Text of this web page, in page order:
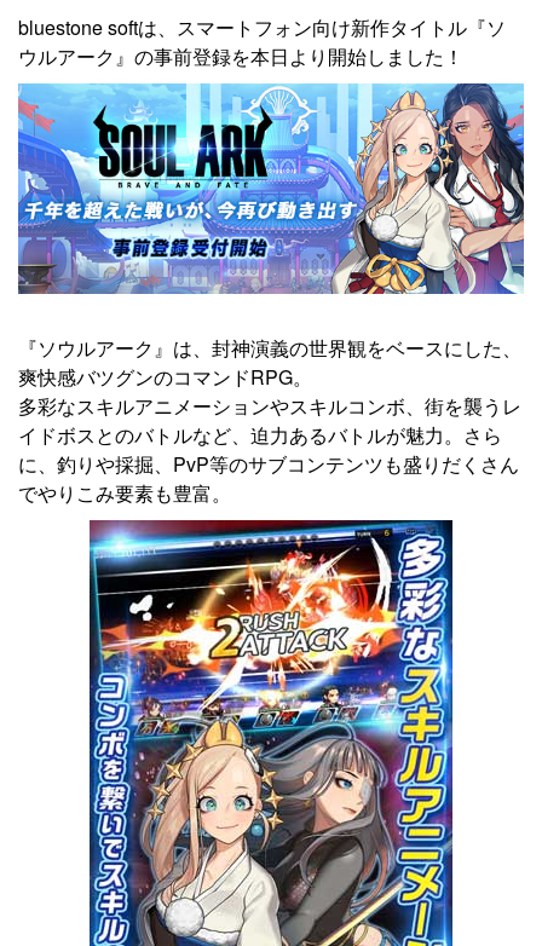
bluestone softは、スマートフォン向け新作タイトル『ソ
ウルアーク』の事前登録を本日より開始しました！
『ソウルアーク』は、封神演義の世界観をベースにした、
爽快感バツグンのコマンドRPG。
多彩なスキルアニメーションやスキルコンボ、街を襲うレ
イドボスとのバトルなど、迫力あるバトルが魅力。さら
に、釣りや採掘、PvP等のサブコンテンツも盛りだくさん
でやりこみ要素も豊富。